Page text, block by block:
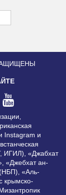
Instagram и
ИГИЛ), «Джабхат
«Джебхат ан-
«Аль-
крымско-